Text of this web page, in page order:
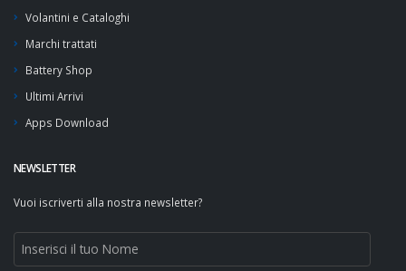
Volantini e Cataloghi
Marchi trattati
Battery Shop
Ultimi Arrivi
Apps Download
NEWSLETTER
Vuoi iscriverti alla nostra newsletter?